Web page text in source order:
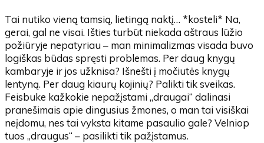
Tai nutiko vieną tamsią, lietingą naktį… *kosteli* Na,
gerai, gal ne visai. Išties turbūt niekada aštraus lūžio
požiūryje nepatyriau – man minimalizmas visada buvo
logiškas būdas spręsti problemas. Per daug knygų
kambaryje ir jos užknisa? Išnešti į močiutės knygų
lentyną. Per daug kiaurų kojinių? Palikti tik sveikas.
Feisbuke kažkokie nepažįstami „draugai“ dalinasi
pranešimais apie dingusius žmones, o man tai visiškai
neįdomu, nes tai vyksta kitame pasaulio gale? Velniop
tuos „draugus“ – pasilikti tik pažįstamus.